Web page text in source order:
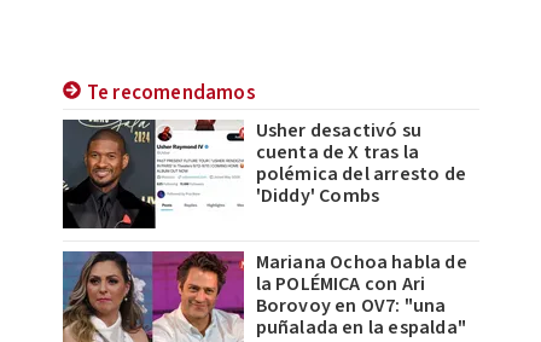
Te recomendamos
Usher desactivó su
cuenta de X tras la
polémica del arresto de
'Diddy' Combs
Mariana Ochoa habla de
la POLÉMICA con Ari
Borovoy en OV7: "una
puñalada en la espalda"